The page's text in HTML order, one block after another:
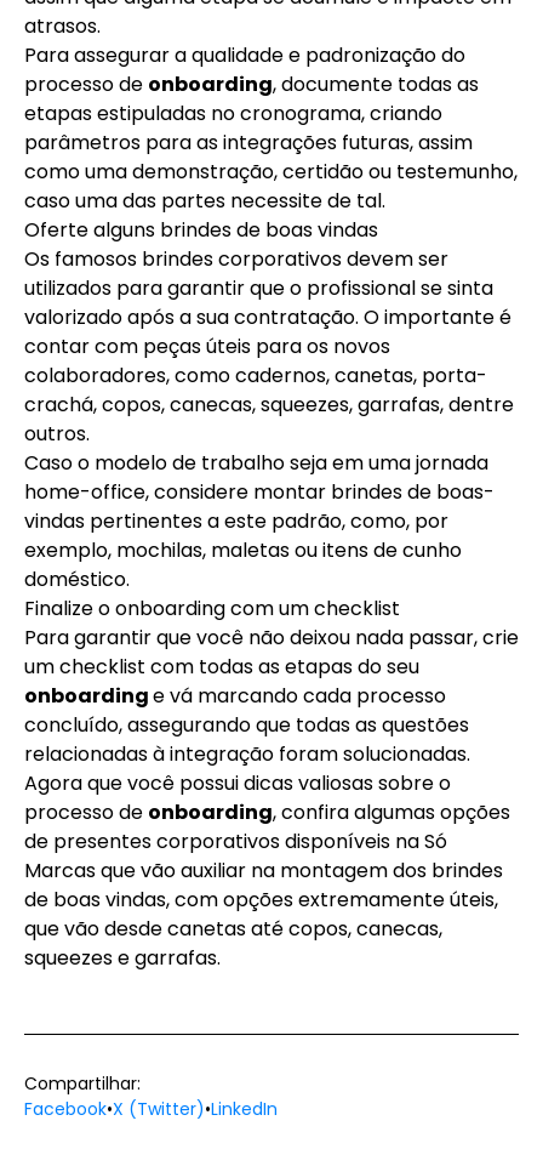
atrasos.
Para assegurar a qualidade e padronização do
processo de onboarding, documente todas as
etapas estipuladas no cronograma, criando
parâmetros para as integrações futuras, assim
como uma demonstração, certidão ou testemunho,
caso uma das partes necessite de tal.
Oferte alguns brindes de boas vindas
Os famosos brindes corporativosdevem ser
utilizados para garantir que o profissional se sinta
valorizado após a sua contratação. O importante é
contar com peças úteis para os novos
colaboradores, como cadernos, canetas, porta-
crachá, copos, canecas, squeezes, garrafas, dentre
outros.
Caso o modelo de trabalho seja em uma jornada
home-office, considere montar brindes de boas-
vindas pertinentes a este padrão, como, por
exemplo, mochilas, maletas ou itens de cunho
doméstico.
Finalize o onboarding com um checklist
Para garantir que você não deixou nada passar, crie
um checklist com todas as etapas do seu
onboardinge vá marcando cada processo
concluído, assegurando que todas as questões
relacionadas à integração foram solucionadas.
Agora que você possui dicas valiosas sobre o
processo de onboarding, confira algumas opções
de presentes corporativos disponíveis naSó
Marcasque vão auxiliar na montagem dos brindes
de boas vindas, com opções extremamente úteis,
que vão desdecanetasatécopos, canecas,
squeezes e garrafas.
Compartilhar:
Facebook•X (Twitter)•LinkedIn